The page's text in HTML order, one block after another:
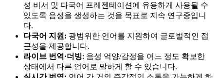
성 비서 및 다국어 프레젠테이션에 유용하게 사용될 수
있도록 음성을 생성하는 것을 목표로 지속 연구중입니
다.
다국어 지원: 광범위한 언어를 지원하여 글로벌적인 접
근성을 제공합니다.
라이브 번역·더빙: 음성 억양/감정을 어느 정도 확보한
상태에서 다른 언어로 말하게 할 수 있습니다.